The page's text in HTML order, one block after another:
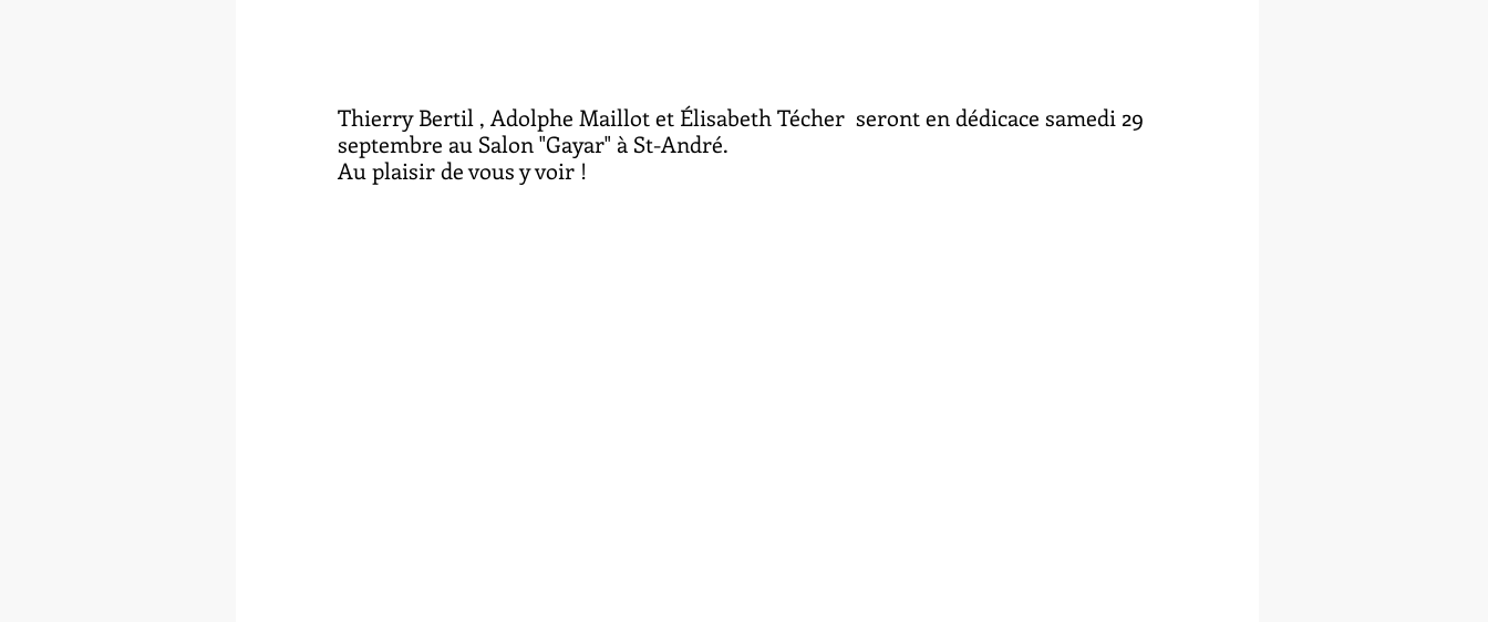
Thierry Bertil , Adolphe Maillot et Élisabeth Técher  seront en dédicace samedi 29
septembre au Salon "Gayar" à St-André.
Au plaisir de vous y voir !